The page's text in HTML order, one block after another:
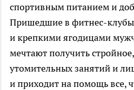
спортивным питанием и
Пришедшие в фитнес-
и крепкими ягодицами
мечтают получить
утомительных занятий и
и приходит на помощь все,